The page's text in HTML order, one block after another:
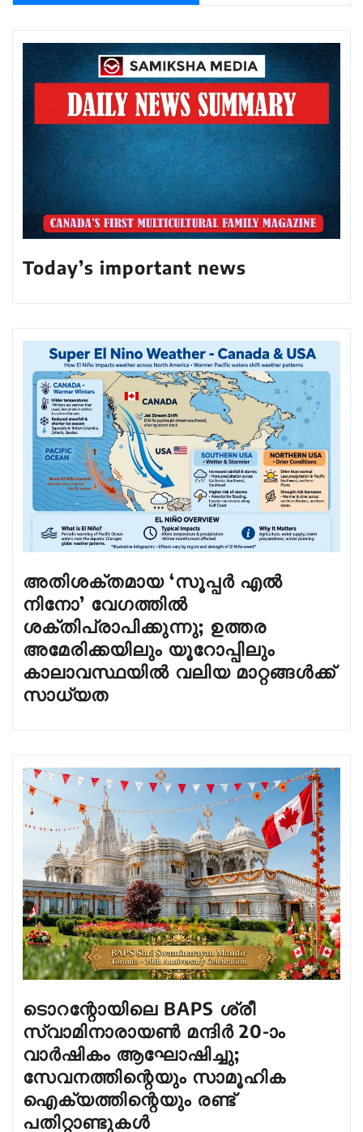
Today’s important news
അതിശക്തമായ ‘സൂപ്പർ എൽ
നിനോ’ വേഗത്തിൽ
ശക്തിപ്രാപിക്കുന്നു; ഉത്തര
അമേരിക്കയിലും യൂറോപ്പിലും
കാലാവസ്ഥയിൽ വലിയ മാറ്റങ്ങൾക്ക്
സാധ്യത
ടൊറന്റോയിലെ BAPS ശ്രീ
സ്വാമിനാരായൺ മന്ദിർ 20-ാം
വാർഷികം ആഘോഷിച്ചു;
സേവനത്തിന്റെയും സാമൂഹിക
ഐക്യത്തിന്റെയും രണ്ട്
പതിറ്റാണ്ടുകൾ